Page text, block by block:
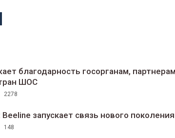
благодарность госорганам,
ШОС
2278
Beeline запускает связь нового
148